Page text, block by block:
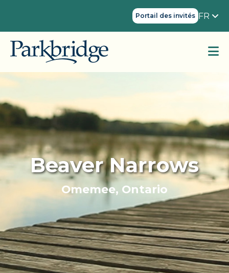
Portail des invités FR
Beaver Narrows
Omemee, Ontario